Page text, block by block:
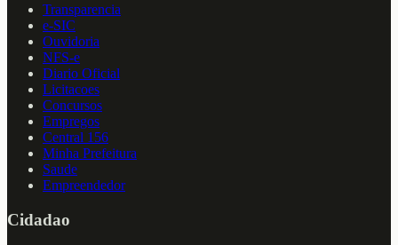
Transparencia
e-SIC
Ouvidoria
NFS-e
Diario Oficial
Licitacoes
Concursos
Empregos
Central 156
Minha Prefeitura
Saude
Empreendedor
Cidadao